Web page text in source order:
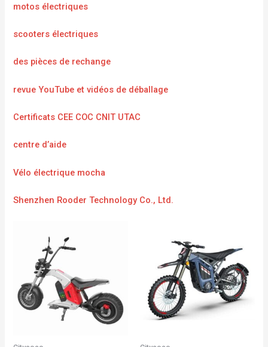
motos électriques
scooters électriques
des pièces de rechange
revue YouTube et vidéos de déballage
Certificats CEE COC CNIT UTAC
centre d’aide
Vélo électrique mocha
Shenzhen Rooder Technology Co., Ltd.